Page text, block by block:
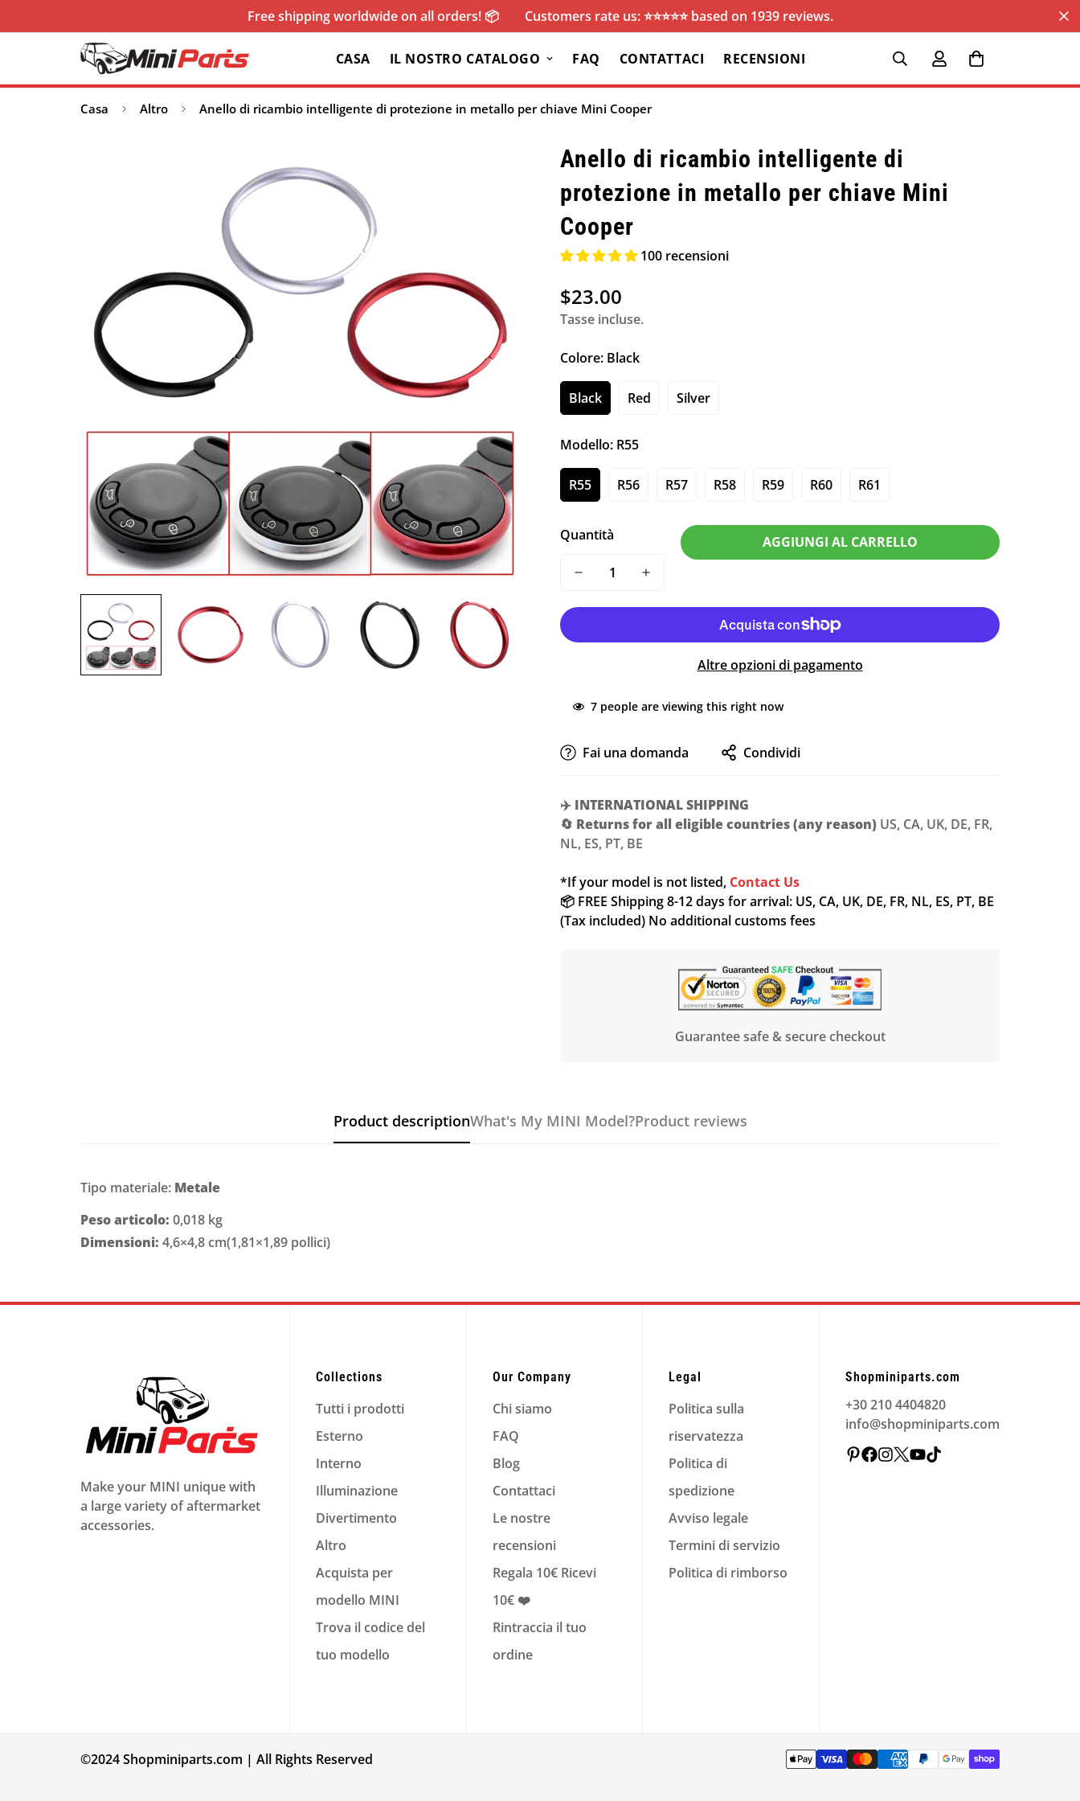
Free shipping worldwide on all orders! 📦 Customers rate us: ⭐️⭐️⭐️⭐️⭐️ based on 1939 reviews.
CASA IL NOSTRO CATALOGO FAQ CONTATTACI RECENSIONI
Casa Altro Anello di ricambio intelligente di protezione in metallo per chiave Mini Cooper
Anello di ricambio intelligente di
protezione in metallo per chiave Mini
Cooper
100 recensioni
Prezzo
normale
$23.00
Tasse incluse.
Colore: Black
Black Red Silver
Modello: R55
R55 R56 R57 R58 R59 R60 R61
Quantità AGGIUNGI AL CARRELLO
Altre opzioni di pagamento
7 people are viewing this right now
Fai una domanda Condividi
✈️ INTERNATIONAL SHIPPING
🔄 Returns for all eligible countries (any reason) US, CA, UK, DE, FR,
NL, ES, PT, BE
*If your model is not listed, Contact Us
📦 FREE Shipping 8-12 days for arrival: US, CA, UK, DE, FR, NL, ES, PT, BE
(Tax included) No additional customs fees
Guarantee safe & secure checkout
Product descriptionWhat's My MINI Model?Product reviews
Tipo materiale: Metale
Peso articolo: 0,018 kg
Dimensioni: 4,6×4,8 cm(1,81×1,89 pollici)
Make your MINI unique with
a large variety of aftermarket
accessories.
Collections
Tutti i prodotti
Esterno
Interno
Illuminazione
Divertimento
Altro
Acquista per
modello MINI
Trova il codice del
tuo modello
Our Company
Chi siamo
FAQ
Blog
Contattaci
Le nostre
recensioni
Regala 10€ Ricevi
10€ ❤️
Rintraccia il tuo
ordine
Legal
Politica sulla
riservatezza
Politica di
spedizione
Avviso legale
Termini di servizio
Politica di rimborso
Shopminiparts.com
+30 210 4404820
info@shopminiparts.com
©2024 Shopminiparts.com | All Rights Reserved
Confirm your age
Are you 18 years old or older?